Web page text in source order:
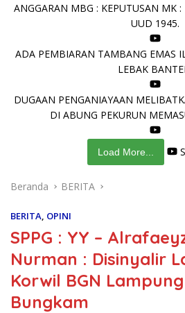
ANGGARAN MBG : KEPUTUSAN MK
UUD 1945.
ADA PEMBIARAN TAMBANG EMAS
LEBAK
DUGAAN PENGANIAYAAN
DI ABUNG PEKURUN
Load More...
Beranda BERITA
BERITA, OPINI
SPPG : YY –
Nurman : Disinyalir
Korwil BGN
Bungkam